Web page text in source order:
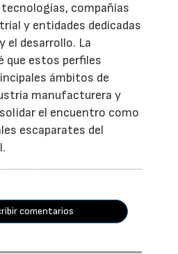
compañías
y entidades dedicadas
el desarrollo. La
que estos perfiles
ámbitos de
manufacturera y
el encuentro como
escaparates del
comentarios